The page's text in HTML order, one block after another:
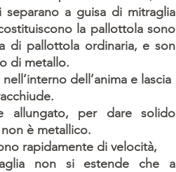
a guisa di mitraglia
la pallottola sono
di pallottola ordinaria, e son
di metallo.
dell’anima e lascia
allungato, per dare solido
è metallico.
rapidamente di velocità,
non si estende che a